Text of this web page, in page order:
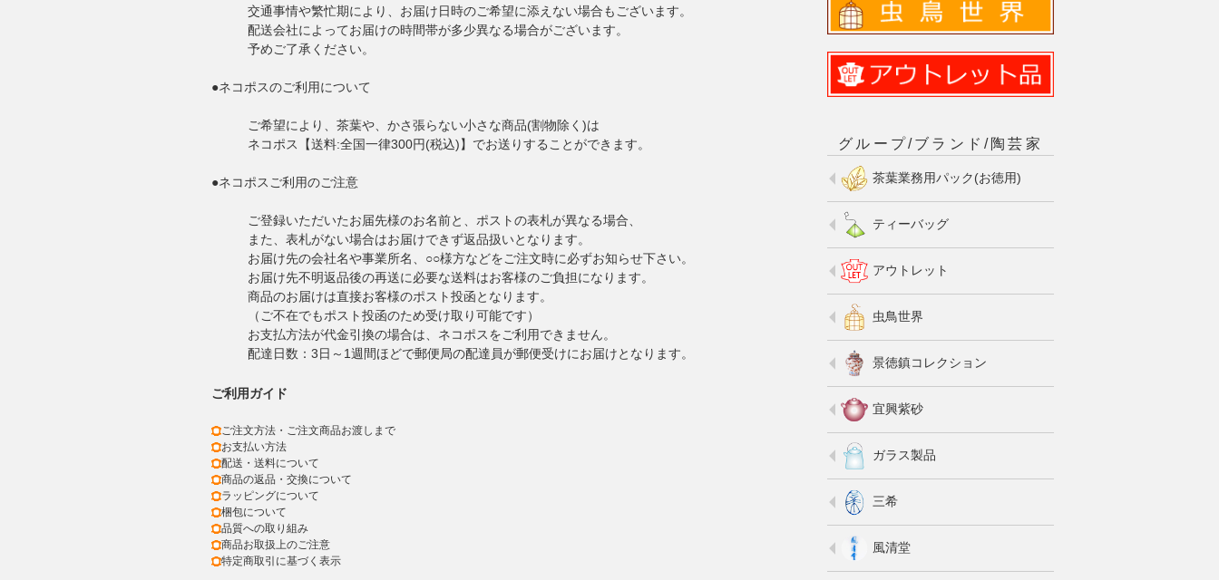
交通事情や繁忙期により、お届け日時のご希望に添えない場合もございます。
配送会社によってお届けの時間帯が多少異なる場合がございます。
予めご了承ください。
●ネコポスのご利用について
ご希望により、茶葉や、かさ張らない小さな商品(割物除く)は
ネコポス【送料:全国一律300円(税込)】でお送りすることができます。
●ネコポスご利用のご注意
ご登録いただいたお届先様のお名前と、ポストの表札が異なる場合、
また、表札がない場合はお届けできず返品扱いとなります。
お届け先の会社名や事業所名、○○様方などをご注文時に必ずお知らせ下さい。
お届け先不明返品後の再送に必要な送料はお客様のご負担になります。
商品のお届けは直接お客様のポスト投函となります。
（ご不在でもポスト投函のため受け取り可能です）
お支払方法が代金引換の場合は、ネコポスをご利用できません。
配達日数：3日～1週間ほどで郵便局の配達員が郵便受けにお届けとなります。
ご利用ガイド
ご注文方法・ご注文商品お渡しまで
お支払い方法
配送・送料について
商品の返品・交換について
ラッピングについて
梱包について
品質への取り組み
商品お取扱上のご注意
特定商取引に基づく表示
グループ/ブランド/陶芸家
茶葉業務用パック(お徳用)
ティーバッグ
アウトレット
虫鳥世界
景徳鎮コレクション
宜興紫砂
ガラス製品
三希
風清堂